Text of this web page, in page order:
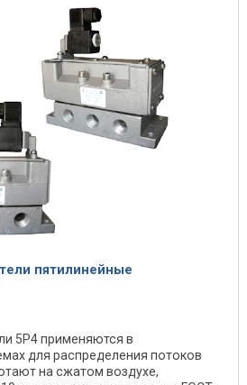
пятилинейные
5Р4 применяются в
для распределения потоков
на сжатом воздухе,